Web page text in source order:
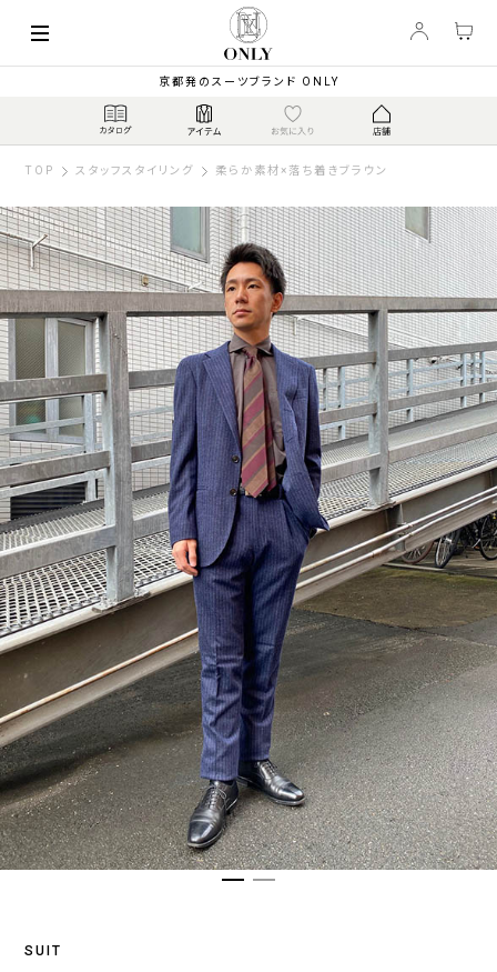
京都発のスーツブランド ONLY
TOP スタッフスタイリング 柔らか素材×落ち着きブラウン
SUIT